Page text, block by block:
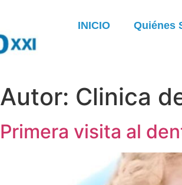
INICIO Quiénes
Autor: Clinica
Primera visita al